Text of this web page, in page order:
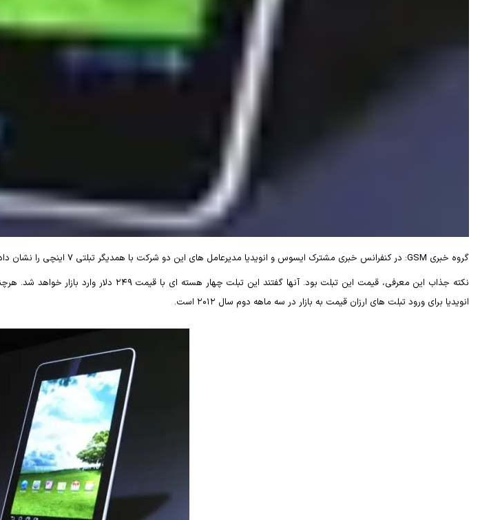
گروه خبری GSM: در کنفرانس خبری مشترک ایسوس و انویدیا مدیرعامل های این دو شرکت با همدیگر تبلتی 7 اینچی را نشان دادند که از پردازشگر چهار هسته ای تگرا ۳ انویدیا قدرت می گرفت و با اندروید 4.0 کار می کرد.
نکته جذاب این معرفی، قیمت این تبلت بود.
انویدیا برای ورود تبلت های ارزان قیمت به بازار در سه ماهه دوم سال ۲۰۱۲ است.